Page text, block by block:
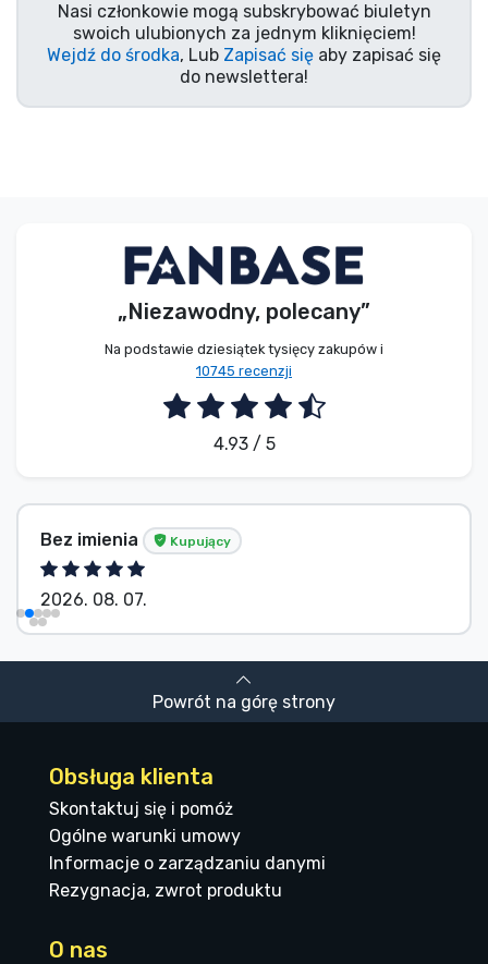
Nasi członkowie mogą subskrybować biuletyn
swoich ulubionych za jednym kliknięciem!
Wejdź do środka, Lub Zapisać się aby zapisać się
do newslettera!
„Niezawodny, polecany”
Na podstawie dziesiątek tysięcy zakupów i
10745 recenzji
4.93 / 5
Bez imienia Kupujący
2026. 08. 07.
Powrót na górę strony
Obsługa klienta
Skontaktuj się i pomóż
Ogólne warunki umowy
Informacje o zarządzaniu danymi
Rezygnacja, zwrot produktu
O nas
Rzeczy dla graczy
Rzeczy sportowe